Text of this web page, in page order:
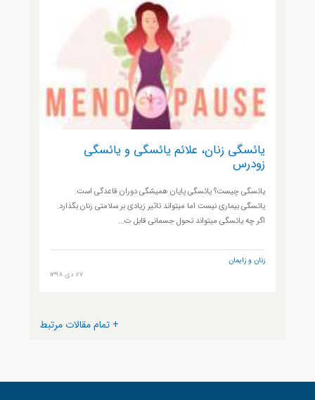
یائسگی زنان، علائم یائسگی و یائسگی
زودرس
یائسگی چیست؟ یائسگی پایان همیشگی دوران قاعدگی است.
یائسگی بیماری نیست اما میتواند تاثیر زیادی بر سلامتی زنان بگذارد.
اگر چه یائسگی میتواند تحول جسمانی قابل ت...
زنان و زایمان
27 دی 1398
+ تمام مقالات مرتبط